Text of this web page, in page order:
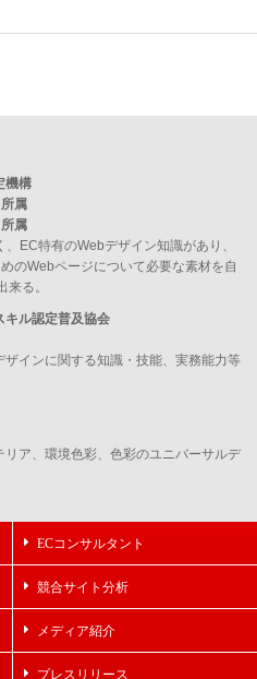
機構
属
属
EC特有のWebデザイン知識があり、
のWebページについて必要な素材を自
来る。
キル認定普及協会
インに関する知識・技能、実務能力等
ア、環境色彩、色彩のユニバーサルデ
ECコンサルタント
競合サイト分析
メディア紹介
プレスリリース